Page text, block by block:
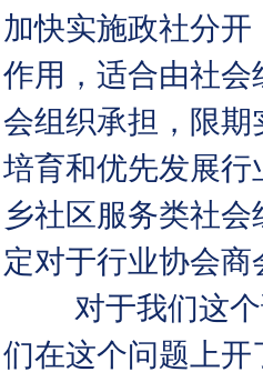
加快实施政社分
作用，适合由社
会组织承担，限
培育和优先发展
乡社区服务类社
定对于行业协会
对于我们这个
们在这个问题上